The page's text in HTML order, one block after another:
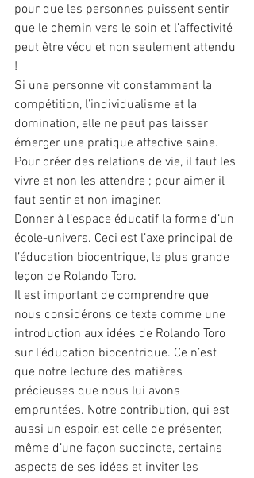
pour que les personnes puissent sentir
que le chemin vers le soin et l’affectivité
peut être vécu et non seulement attendu
!
Si une personne vit constamment la
compétition, l’individualisme et la
domination, elle ne peut pas laisser
émerger une pratique affective saine.
Pour créer des relations de vie, il faut les
vivre et non les attendre ; pour aimer il
faut sentir et non imaginer.
Donner à l’espace éducatif la forme d’un
école-univers. Ceci est l’axe principal de
l’éducation biocentrique, la plus grande
leçon de Rolando Toro.
Il est important de comprendre que
nous considérons ce texte comme une
introduction aux idées de Rolando Toro
sur l’éducation biocentrique. Ce n’est
que notre lecture des matières
précieuses que nous lui avons
empruntées. Notre contribution, qui est
aussi un espoir, est celle de présenter,
même d’une façon succincte, certains
aspects de ses idées et inviter les